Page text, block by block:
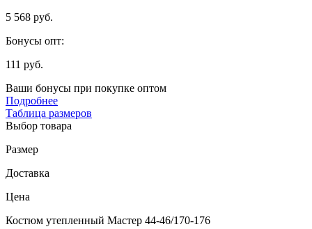
5 568 руб.
Бонусы опт:
111 руб.
Ваши бонусы при покупке оптом
Подробнее
Таблица размеров
Выбор товара
Размер
Доставка
Цена
Костюм утепленный Мастер 44-46/170-176